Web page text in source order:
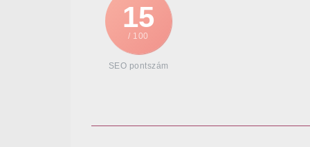
15
/ 100
SEO pontszám